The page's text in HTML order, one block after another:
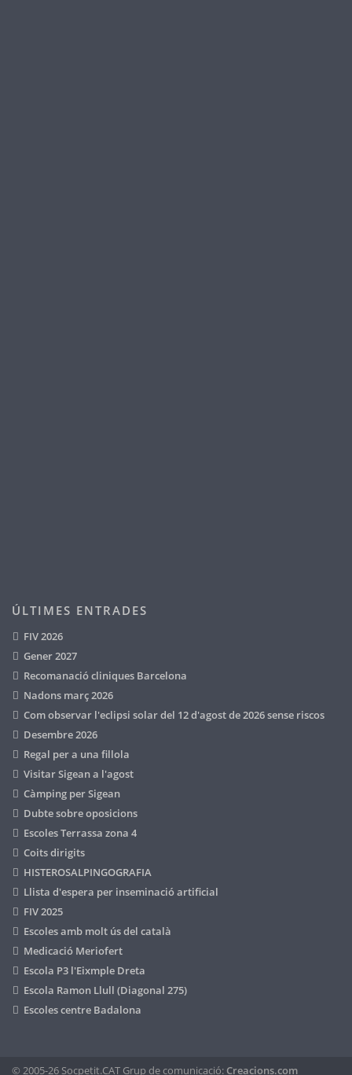
ÚLTIMES ENTRADES
FIV 2026
Gener 2027
Recomanació cliniques Barcelona
Nadons març 2026
Com observar l'eclipsi solar del 12 d'agost de 2026 sense riscos
Desembre 2026
Regal per a una fillola
Visitar Sigean a l'agost
Càmping per Sigean
Dubte sobre oposicions
Escoles Terrassa zona 4
Coits dirigits
HISTEROSALPINGOGRAFIA
Llista d'espera per inseminació artificial
FIV 2025
Escoles amb molt ús del català
Medicació Meriofert
Escola P3 l'Eixmple Dreta
Escola Ramon Llull (Diagonal 275)
Escoles centre Badalona
© 2005-26 Socpetit.CAT Grup de comunicació: Creacions.com